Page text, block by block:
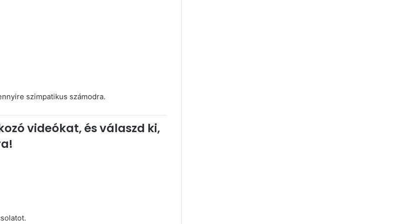
szimpatikus számodra.
videókat, és válaszd ki,